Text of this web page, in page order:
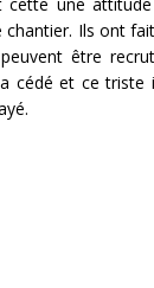
une
Ils ont
être
cédé et ce triste